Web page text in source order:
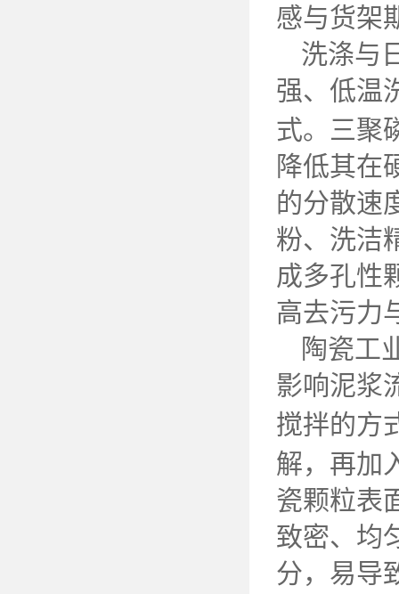
感与货架
洗涤与
强、低温
式。三聚
降低其在
的分散速
粉、洗洁
成多孔性
高去污力
陶瓷工
影响泥浆
搅拌的方
解，再加
瓷颗粒表
致密、均
分，易导